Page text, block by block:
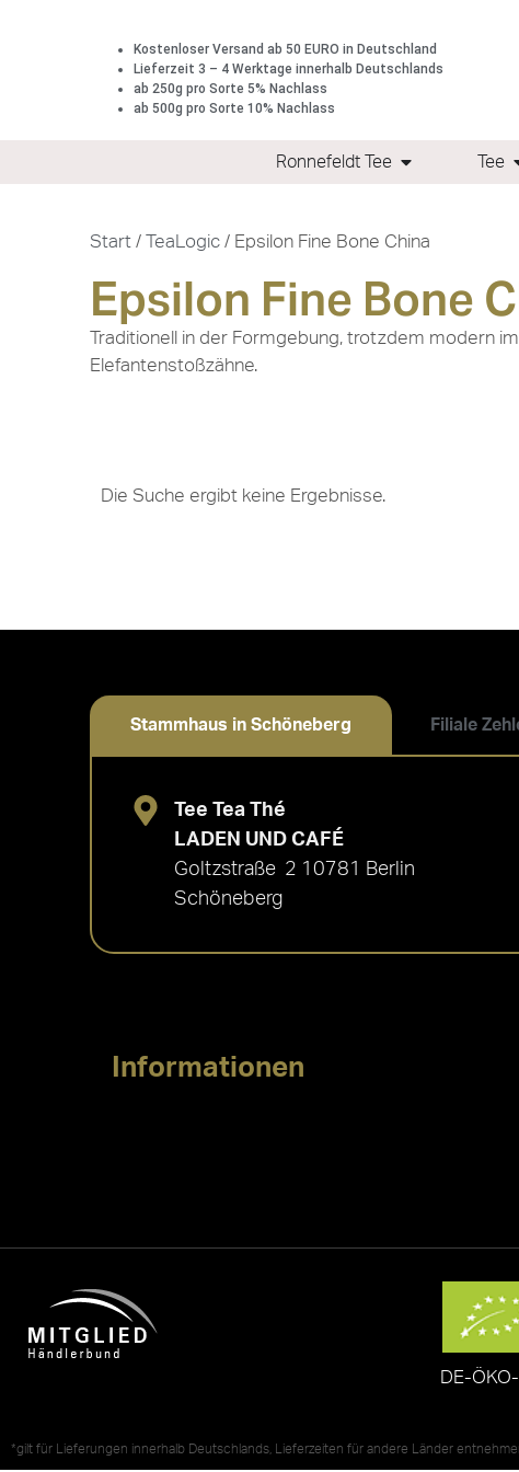
Kostenloser Versand ab 50 EURO in Deutschland
Lieferzeit 3 – 4 Werktage innerhalb Deutschlands
ab 250g pro Sorte 5% Nachlass
ab 500g pro Sorte 10% Nachlass
Ronnefeldt Tee Tee
Start / TeaLogic / Epsilon Fine Bone China
Epsilon Fine Bone
Traditionell in der Formgebung, trotzdem modern
Elefantenstoßzähne.
Die Suche ergibt keine Ergebnisse.
Stammhaus in Schöneberg Filiale
Tee Tea Thé
LADEN UND CAFÉ
Goltzstraße 2 10781 Berlin
Schöneberg
Informationen
DE-
*gilt für Lieferungen innerhalb Deutschlands, Lieferzeiten für andere Länder